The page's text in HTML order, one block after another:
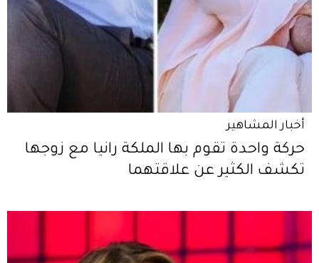
أخبار المشاهير
حركة واحدة تقوم بها الملكة رانيا مع زوجها
تكشف الكثير عن علاقتهما